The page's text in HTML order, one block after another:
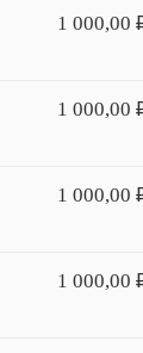
1 000,00
1 000,00
1 000,00
1 000,00